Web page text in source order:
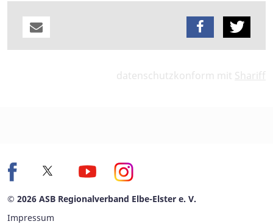
datenschutzkonform mit Shariff
© 2026 ASB Regionalverband Elbe-Elster e. V.
Impressum